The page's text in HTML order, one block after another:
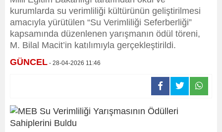
kurumlarda su verimliliği kültürünün geliştirilmesi
amacıyla yürütülen “Su Verimliliği Seferberliği”
kapsamında düzenlenen yarışmanın ödül töreni,
M. Bilal Macit’in katılımıyla gerçekleştirildi.
GÜNCEL - 28-04-2026 11:46